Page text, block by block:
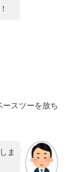
ースツーを放ち
ま